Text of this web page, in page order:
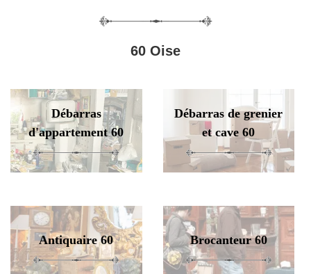
60 Oise
Débarras
d'appartement 60
Débarras de grenier
et cave 60
Antiquaire 60 Brocanteur 60